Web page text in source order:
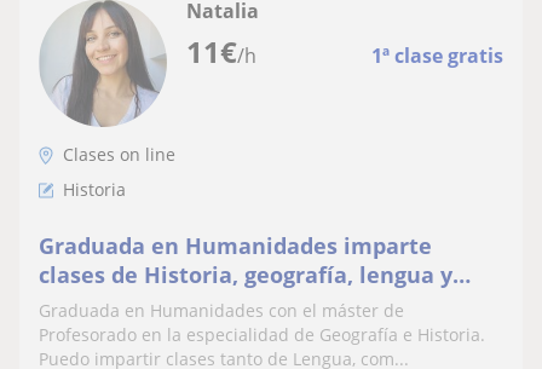
11€/h 1ª clase gratis
Natalia
Clases on line
Historia
Graduada en Humanidades imparte
clases de Historia, geografía, lengua y
literatura
Graduada en Humanidades con el máster de
Profesorado en la especialidad de Geografía e Historia.
Puedo impartir clases tanto de Lengua, com...